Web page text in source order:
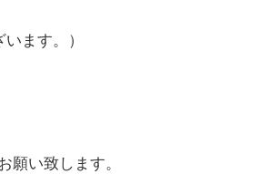
ます。）
願い致します。